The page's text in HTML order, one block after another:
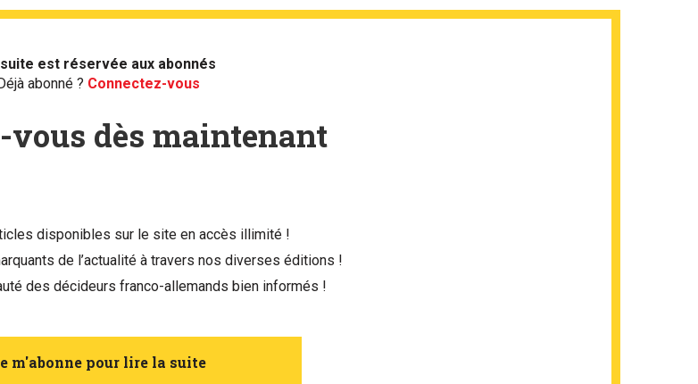
est réservée aux abonnés
abonné ? Connectez-vous
vous dès maintenant
disponibles sur le site en accès illimité !
de l’actualité à travers nos diverses éditions !
des décideurs franco-allemands bien informés !
m'abonne pour lire la suite